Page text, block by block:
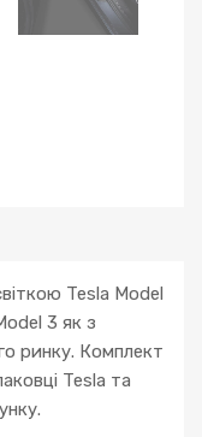
Tesla Model
3 як з
ринку. Комплект
Tesla та